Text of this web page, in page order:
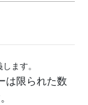
ます。
は限られた数